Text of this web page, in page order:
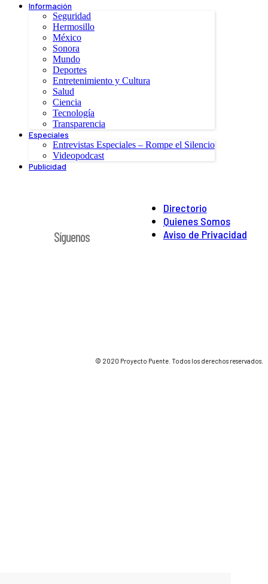
Información
Seguridad
Hermosillo
México
Sonora
Mundo
Deportes
Entretenimiento y Cultura
Salud
Ciencia
Tecnología
Transparencia
Especiales
Entrevistas Especiales – Rompe el Silencio
Videopodcast
Publicidad
Directorio
Quienes Somos
Aviso de Privacidad
Síguenos
© 2020 Proyecto Puente. Todos los derechos reservados.